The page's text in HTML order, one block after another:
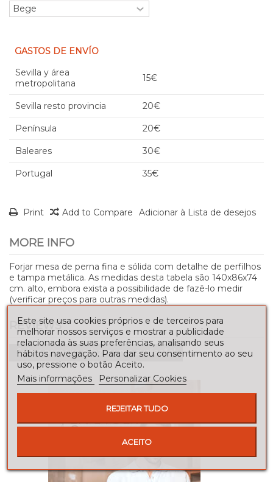
GASTOS DE ENVÍO
Sevilla y área
metropolitana
15€
Sevilla resto provincia 20€
Península 20€
Baleares 30€
Portugal 35€
Print Add to Compare Adicionar à Lista de desejos
MORE INFO
Forjar mesa de perna fina e sólida com detalhe de perfilhos
e tampa metálica. As medidas desta tabela são 140x86x74
cm. alto, embora exista a possibilidade de fazê-lo medir
(verificar preços para outras medidas).
REVIEWS
Seja o primeiro a fazer uma avaliação!
Este site usa cookies próprios e de terceiros para
melhorar nossos serviços e mostrar a publicidade
relacionada às suas preferências, analisando seus
hábitos navegação. Para dar seu consentimento ao seu
uso, pressione o botão Aceito.
Mais informações
Personalizar Cookies
REJEITAR TUDO
ACEITO